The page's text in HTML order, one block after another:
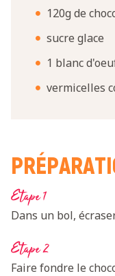
120g de
sucre glace
1 blanc
vermicelles
Etape 1
Dans un bol,
Etape 2
Faire fondre le